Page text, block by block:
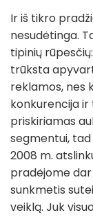
Ir iš tikro
nesudėtinga.
tipinių
trūksta
reklamos, nes
konkurencija ir
priskiriamas
segmentui,
2008 m.
pradėjome dar
sunkmetis
veiklą. Juk